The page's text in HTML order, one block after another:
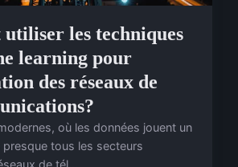
utiliser les techniques
learning pour
des réseaux de
où les données jouent un
tous les secteurs
de tél...